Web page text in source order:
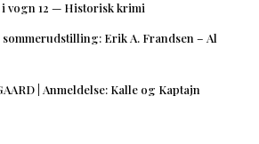
i vogn 12 — Historisk krimi
sommerudstilling: Erik A. Frandsen – Al
| Anmeldelse: Kalle og Kaptajn